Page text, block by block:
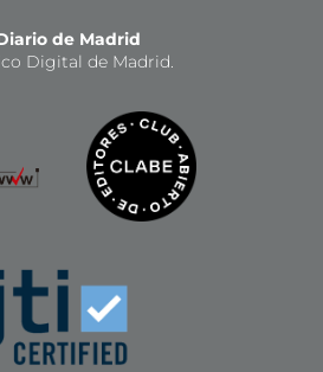
de Madrid
Digital de Madrid.